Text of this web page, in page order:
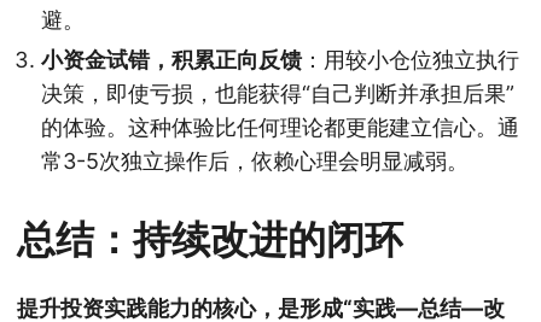
避。
小资金试错，积累正向反馈：用较小仓位独立执行
决策，即使亏损，也能获得“自己判断并承担后果”
的体验。这种体验比任何理论都更能建立信心。通
常3-5次独立操作后，依赖心理会明显减弱。
总结：持续改进的闭环
提升投资实践能力的核心，是形成“实践—总结—改